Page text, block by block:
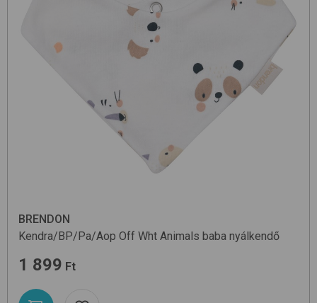
BRENDON
Kendra/BP/Pa/Aop Off Wht Animals baba nyálkendő
1 899 Ft